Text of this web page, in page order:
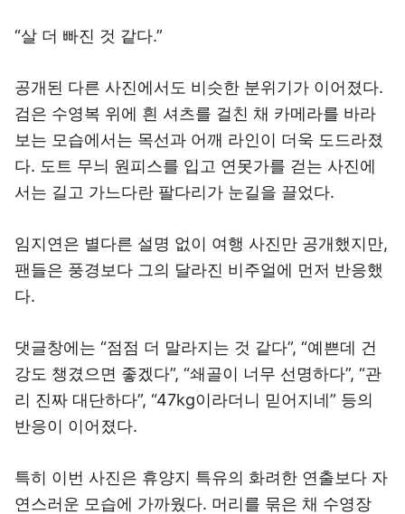
“살 더 빠진 것 같다.”
공개된 다른 사진에서도 비슷한 분위기가 이어졌다.
검은 수영복 위에 흰 셔츠를 걸친 채 카메라를 바라
보는 모습에서는 목선과 어깨 라인이 더욱 도드라졌
다. 도트 무늬 원피스를 입고 연못가를 걷는 사진에
서는 길고 가느다란 팔다리가 눈길을 끌었다.
임지연은 별다른 설명 없이 여행 사진만 공개했지만,
팬들은 풍경보다 그의 달라진 비주얼에 먼저 반응했
다.
댓글창에는 “점점 더 말라지는 것 같다”, “예쁜데 건
강도 챙겼으면 좋겠다”, “쇄골이 너무 선명하다”, “관
리 진짜 대단하다”, “47kg이라더니 믿어지네” 등의
반응이 이어졌다.
특히 이번 사진은 휴양지 특유의 화려한 연출보다 자
연스러운 모습에 가까웠다. 머리를 묶은 채 수영장